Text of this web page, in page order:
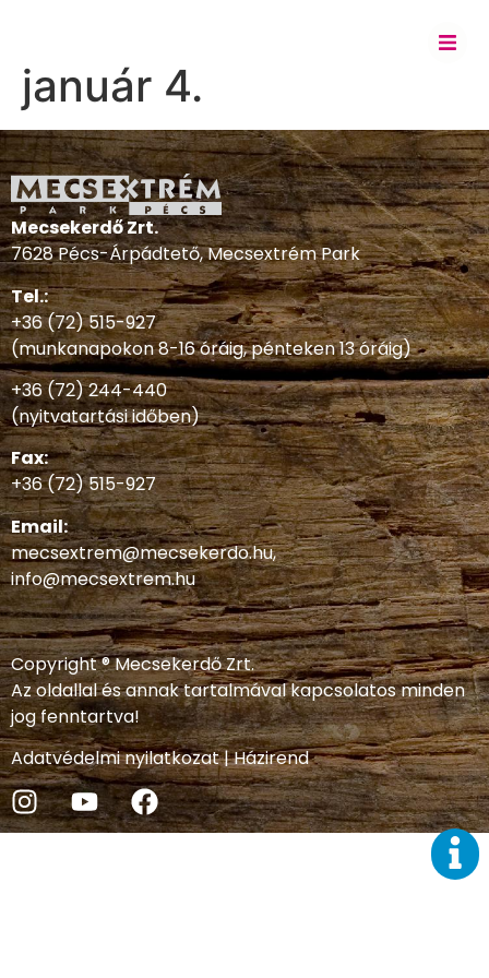
január 4.
Mecsekerdő Zrt.
7628 Pécs-Árpádtető, Mecsextrém Park
Tel.:
+36 (72) 515-927
(munkanapokon 8-16 óráig, pénteken 13 óráig)
+36 (72) 244-440
(nyitvatartási időben)
Fax:
+36 (72) 515-927
Email:
mecsextrem@mecsekerdo.hu,
info@mecsextrem.hu
Copyright ® Mecsekerdő Zrt.
Az oldallal és annak tartalmával kapcsolatos minden
jog fenntartva!
Adatvédelmi nyilatkozat|Házirend